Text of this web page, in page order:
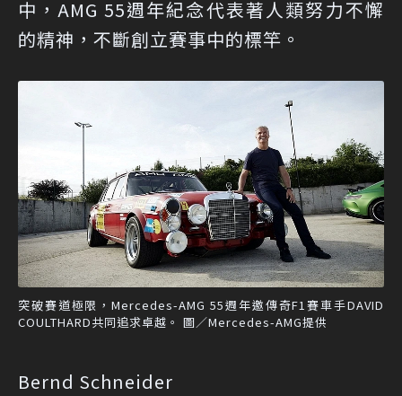
中，AMG 55週年紀念代表著人類努力不懈
的精神，不斷創立賽事中的標竿。
突破賽道極限，Mercedes-AMG 55週年邀傳奇F1賽車手DAVID
COULTHARD共同追求卓越。 圖／Mercedes-AMG提供
Bernd Schneider